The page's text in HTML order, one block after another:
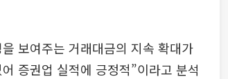
보여주는 거래대금의 지속 확대가
증권업 실적에 긍정적”이라고 분석